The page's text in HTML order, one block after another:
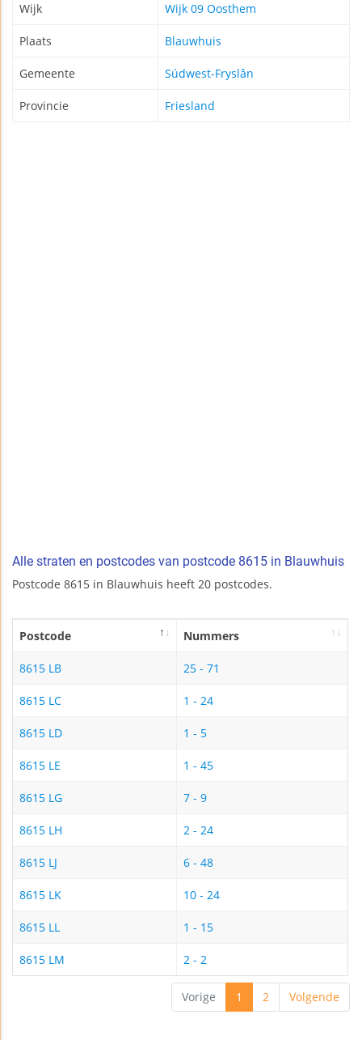
Wijk Wijk 09 Oosthem
Plaats Blauwhuis
Gemeente Súdwest-Fryslân
Provincie Friesland
Alle straten en postcodes van postcode 8615 in Blauwhuis
Postcode 8615 in Blauwhuis heeft 20 postcodes.
Postcode Nummers
8615 LB 25 - 71
8615 LC 1 - 24
8615 LD 1 - 5
8615 LE 1 - 45
8615 LG 7 - 9
8615 LH 2 - 24
8615 LJ 6 - 48
8615 LK 10 - 24
8615 LL 1 - 15
8615 LM 2 - 2
Vorige 1 2 Volgende